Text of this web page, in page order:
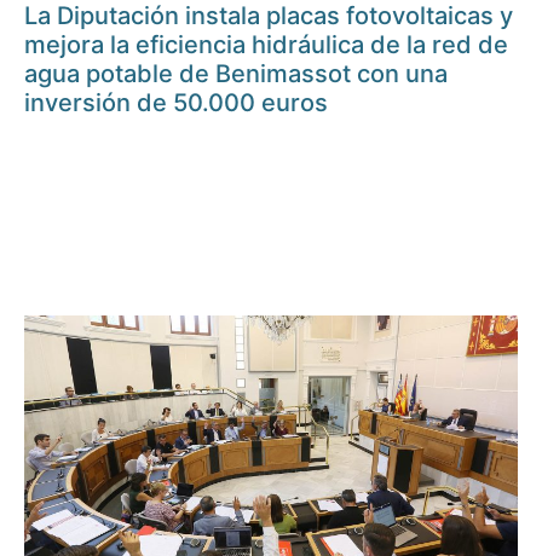
La Diputación instala placas fotovoltaicas y
mejora la eficiencia hidráulica de la red de
agua potable de Benimassot con una
inversión de 50.000 euros